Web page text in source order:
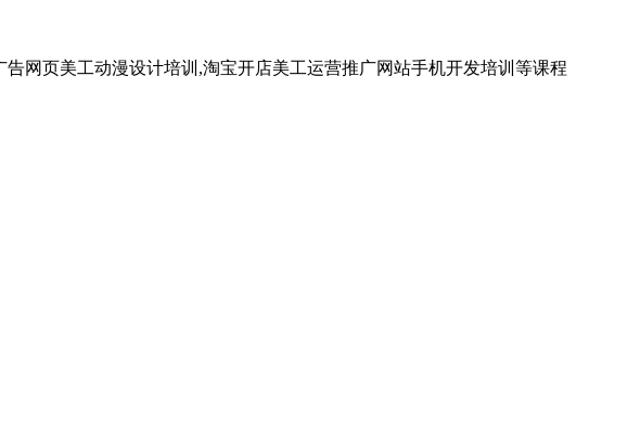
网页美工动漫设计培训,淘宝开店美工运营推广网站手机开发培训等课程